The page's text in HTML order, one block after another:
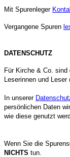
Mit Spurenleger
Vergangene Spuren
DATENSCHUTZ
Für Kirche & Co. sind
Leserinnen und Leser
In unserer
persönlichen Daten
wie diese genutzt
Wenn Sie die
NICHTS tun.